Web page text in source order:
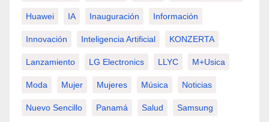
Huawei IA Inauguración Información
Innovación Inteligencia Artificial KONZERTA
Lanzamiento LG Electronics LLYC M+usica
Moda Mujer Mujeres Música Noticias
Nuevo Sencillo Panamá Salud Samsung